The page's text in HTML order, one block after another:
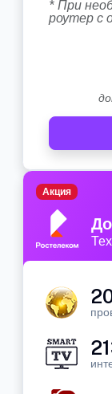
* При
роутер с
Акция